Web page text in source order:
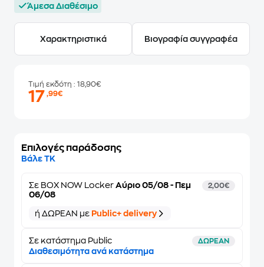
Άμεσα Διαθέσιμο
Χαρακτηριστικά Βιογραφία συγγραφέα
Τιμή εκδότη : 18,90€
17,99€
Επιλογές παράδοσης
Βάλε ΤΚ
Σε BOX NOW Locker Αύριο 05/08 - Πεμ
06/08
2,00€
ή ΔΩΡΕΑΝ με Public+ delivery
Σε κατάστημα Public ΔΩΡΕΑΝ
Διαθεσιμότητα ανά κατάστημα